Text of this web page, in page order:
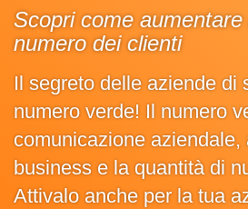
Scopri come
numero dei clienti
Il segreto delle aziende di
numero verde! Il numero
comunicazione aziendale,
business e la quantità di
Attivalo anche per la tua